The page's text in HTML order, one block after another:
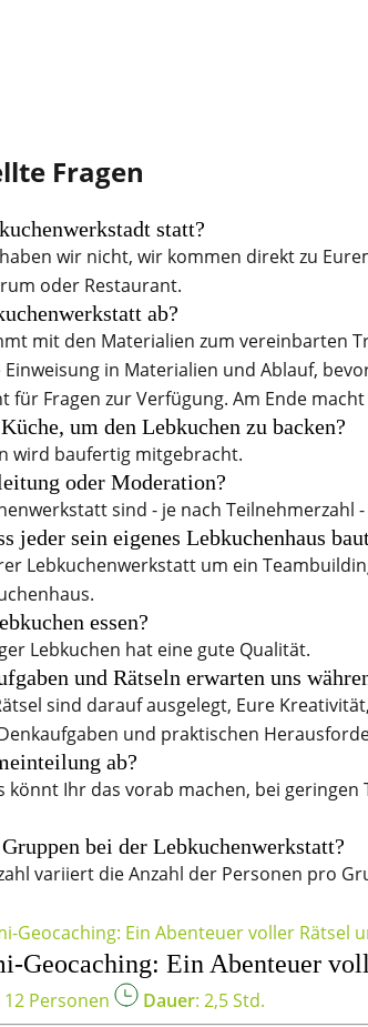
Fragen
statt?
wir nicht, wir kommen direkt zu
oder Restaurant.
ab?
mit den Materialien zum vereinbarten
in Materialien und Ablauf,
für Fragen zur Verfügung. Am Ende
um den Lebkuchen zu backen?
wird baufertig mitgebracht.
oder Moderation?
sind - je nach
jeder sein eigenes Lebkuchenhaus
Lebkuchenwerkstatt um ein
essen?
Lebkuchen hat eine gute Qualität.
und Rätseln erwarten uns
sind darauf ausgelegt, Eure
und praktischen
ab?
könnt Ihr das vorab machen, bei
bei der Lebkuchenwerkstatt?
variiert die Anzahl der Personen pro
Geocaching: Ein Abenteuer
12 Personen Dauer: 2,5 Std.